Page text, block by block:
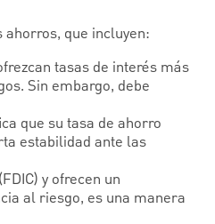
que incluyen:
tasas de interés más
Sin embargo, debe
que su tasa de ahorro
estabilidad ante las
y ofrecen un
al riesgo, es una manera